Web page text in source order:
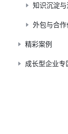
知识沉淀
外包与合
精彩案例
成长型企业专